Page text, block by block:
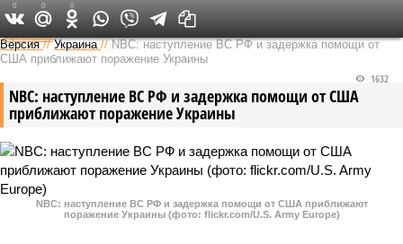
Федеральный выпуск
Версия //Украина //NBC: наступление ВС РФ и задержка помощи от
США приближают поражение Украины
NBC: наступление ВС РФ и задержка помощи от США
приближают поражение Украины
1632
NBC: наступление ВС РФ и задержка помощи от США приближают
поражение Украины (фото: flickr.com/U.S. Army Europe)
0 0 0